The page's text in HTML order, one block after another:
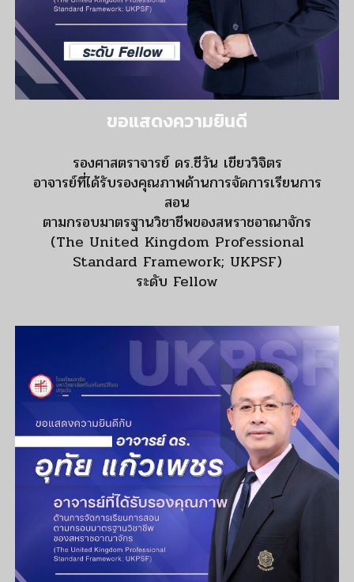
ขอแสดงความยินดี
รองศาสตราจารย์ ดร.ชีวัน เขียววิจิตร
อาจารย์ที่ได้รับรองคุณภาพด้านการจัดการเรียนการ
สอน
ตามกรอบมาตรฐานวิชาชีพของสหราชอาณาจักร
(The United Kingdom Professional
Standard Framework; UKPSF)
ระดับ Fellow